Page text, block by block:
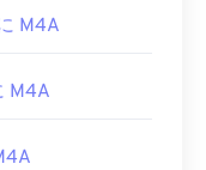
ャプションと字
ませんが、その
AutoGK
んどの一般的なオ
ができます。
ユーザー
M4A
M4A